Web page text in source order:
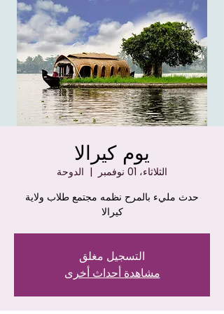
يوم كيرالا
الثلاثاء، 01 نوفمبر
  |
الدوحة
حدث مليء بالمرح نظمه مجتمع طلاب ولاية
كيرالا
التسجيل مغلق
مشاهدة أحداث أخرى